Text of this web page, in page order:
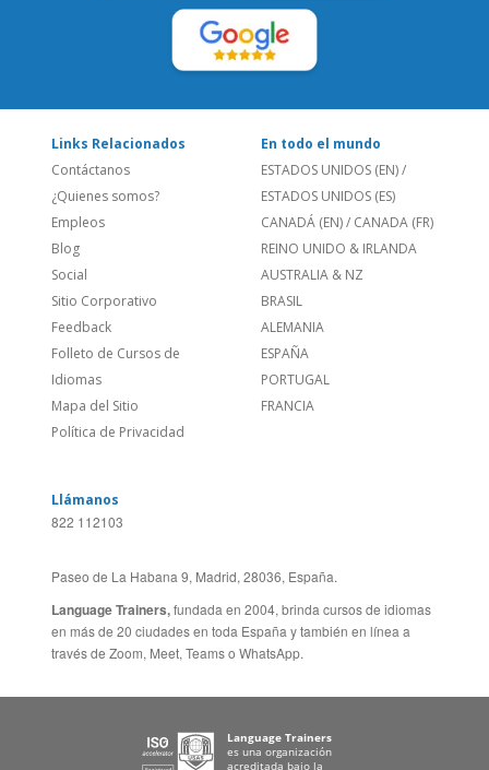
Contáctanos
¿Quienes somos?
Empleos
Blog
Social
Sitio Corporativo
Feedback
Folleto de Cursos de
Idiomas
Mapa del Sitio
Política de Privacidad
ESTADOS UNIDOS (EN)
ESTADOS UNIDOS (ES)
CANADÁ (EN)/CANADA (FR)
REINO UNIDO & IRLANDA
AUSTRALIA & NZ
BRASIL
ALEMANIA
ESPAÑA
PORTUGAL
FRANCIA
822 112103
Language Trainers,fundada en 2004, brinda cursos de idiomas
en más de 20 ciudades en toda España y también en línea a
través de Zoom, Meet, Teams o WhatsApp.